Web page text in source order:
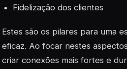
Fidelização dos clientes
Estes são os pilares para uma
eficaz. Ao focar nestes
criar conexões mais fortes e